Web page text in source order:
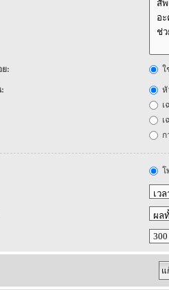
ย: ใ
หั
เ
เ
ก
โ